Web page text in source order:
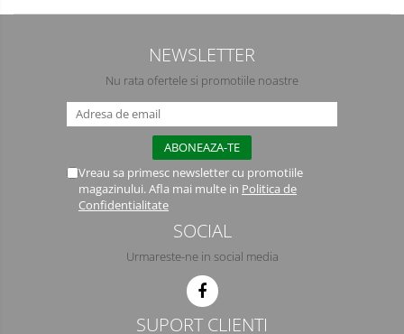
NEWSLETTER
Nu rata ofertele si promotiile noastre
Vreau sa primesc newsletter cu promotiile
magazinului. Afla mai multe in Politica de
Confidentialitate
SOCIAL
Urmareste-ne in social media
SUPORT CLIENTI